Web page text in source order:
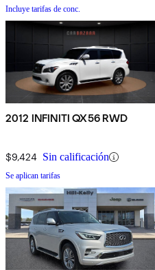
Incluye tarifas de conc.
2012 INFINITI QX56 RWD
$9,424 Sin calificación
Se aplican tarifas